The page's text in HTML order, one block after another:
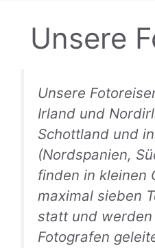
Unsere
Unsere
Irland und
Schottland und
(Nordspanien,
finden in kleinen
maximal sieben
statt und werden
Fotografen